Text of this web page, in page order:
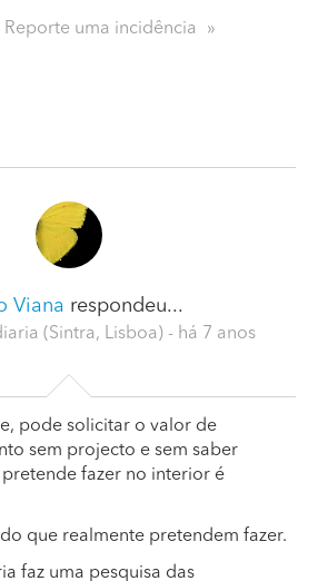
uma incidência
Viana respondeu...
(Sintra, Lisboa) - há 7 anos
pode solicitar o valor de
sem projecto e sem saber
fazer no interior é
que realmente pretendem fazer.
faz uma pesquisa das